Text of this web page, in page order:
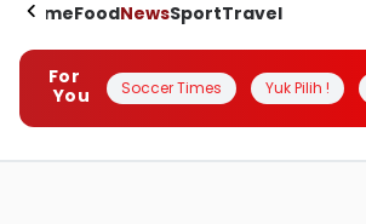
HomeFoodNewsSportTravel
For
You
Soccer Times Yuk Pilih !